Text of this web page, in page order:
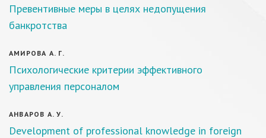
Превентивные меры в целях недопущения
банкротства
АМИРОВА А. Г.
Психологические критерии эффективного
управления персоналом
АНВАРОВ А. У.
Development of professional knowledge in foreign